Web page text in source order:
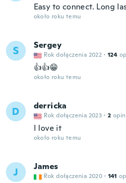
Easy to connect. Long
około roku temu
S Sergey
Rok dołączenia 2022 · 124
👍👍😁
około roku temu
D derricka
Rok dołączenia 2023 · 2
I love it
około roku temu
J James
Rok dołączenia 2020 · 141